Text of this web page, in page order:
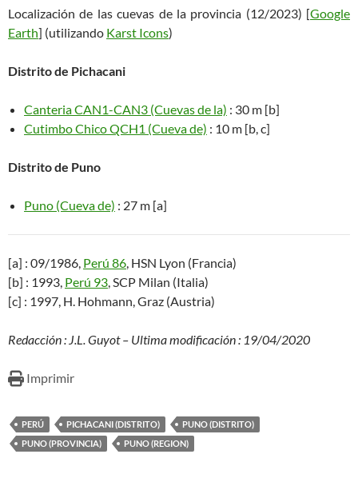
Localización de las cuevas de la provincia (12/2023) [Google
Earth] (utilizando Karst Icons)
Distrito de Pichacani
Canteria CAN1-CAN3 (Cuevas de la) : 30 m [b]
Cutimbo Chico QCH1 (Cueva de) : 10 m [b, c]
Distrito de Puno
Puno (Cueva de) : 27 m [a]
[a] : 09/1986, Perú 86, HSN Lyon (Francia)
[b] : 1993, Perú 93, SCP Milan (Italia)
[c] : 1997, H. Hohmann, Graz (Austria)
Redacción : J.L. Guyot – Ultima modificación : 19/04/2020
Imprimir
PERÚ PICHACANI (DISTRITO)
PUNO (DISTRITO)
PUNO (PROVINCIA)
PUNO (REGION)